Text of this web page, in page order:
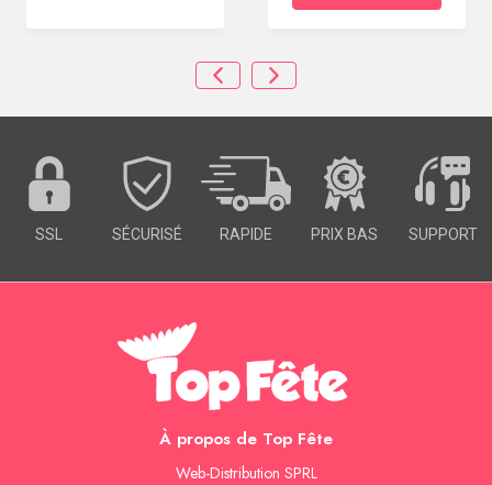
SSL SÉCURISÉ RAPIDE PRIX BAS SUPPORT
À propos de Top Fête
Web-Distribution SPRL